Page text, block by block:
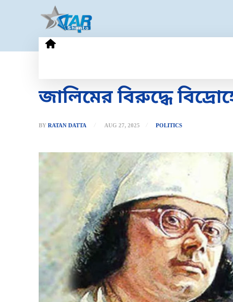
জালিমের বিরুদ্ধে
BY RATAN DATTA AUG 27, 2025 POLITICS